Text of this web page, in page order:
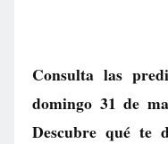
Consulta las
domingo 31 de
Descubre qué te